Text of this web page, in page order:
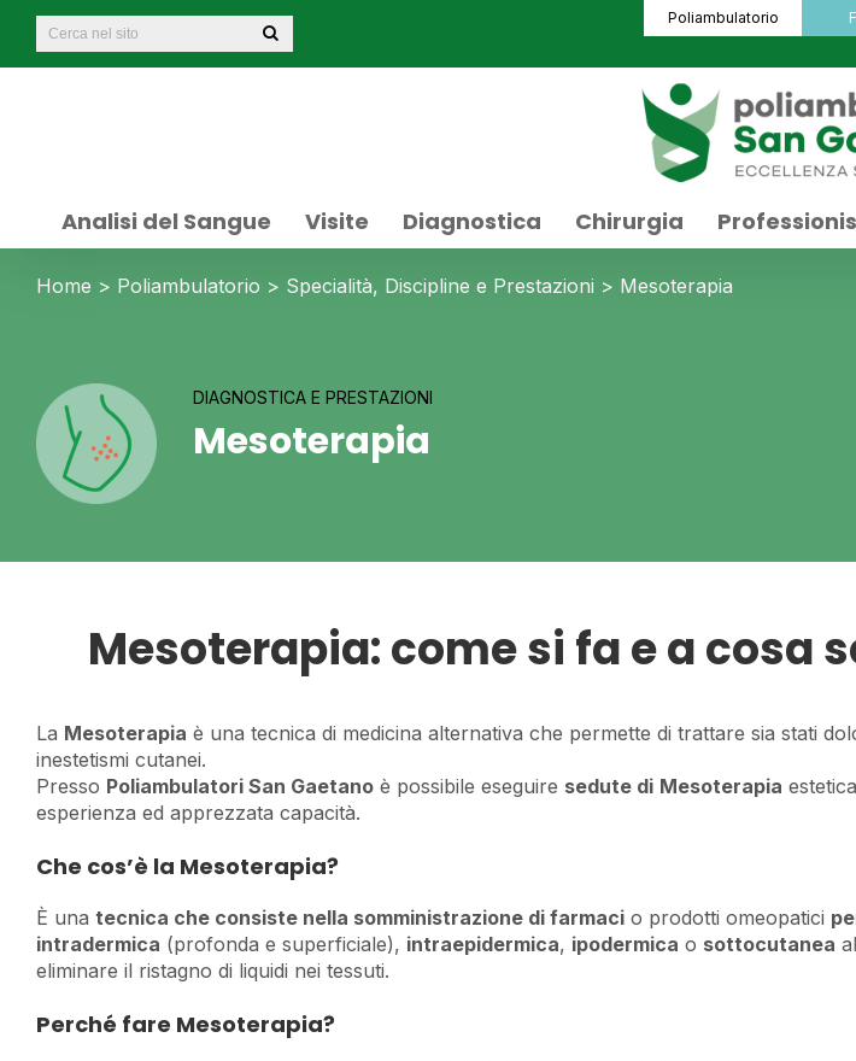
Poliambulatorio
Analisi del Sangue Visite Diagnostica Chirurgia
Home > Poliambulatorio > Specialità, Discipline e Prestazioni > Mesoterapia
DIAGNOSTICA E PRESTAZIONI
Mesoterapia
Mesoterapia: come si fa e a cosa
La Mesoterapia è una tecnica di medicina alternativa che permette di trattare sia stati
inestetismi cutanei.
Presso Poliambulatori San Gaetano è possibile eseguire sedute di Mesoterapia
esperienza ed apprezzata capacità.
Che cos’è la Mesoterapia?
È una tecnica che consiste nella somministrazione di farmaci o prodotti omeopatici
intradermica (profonda e superficiale), intraepidermica, ipodermica o sottocutanea
eliminare il ristagno di liquidi nei tessuti.
Perché fare Mesoterapia?